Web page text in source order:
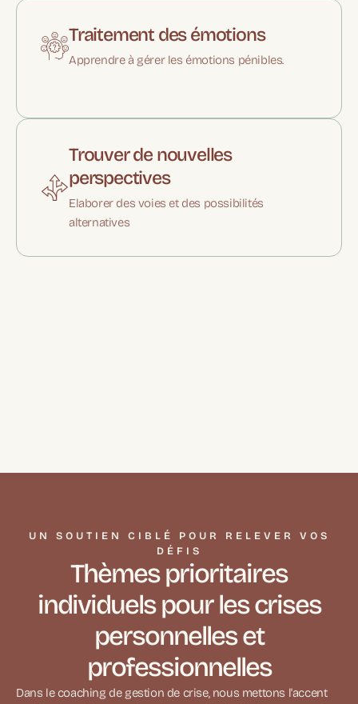
Traitement des émotions
Apprendre à gérer les émotions pénibles.
Trouver de nouvelles
perspectives
Elaborer des voies et des possibilités
alternatives
UN SOUTIEN CIBLÉ POUR RELEVER VOS
DÉFIS
Thèmes prioritaires
individuels pour les crises
personnelles et
professionnelles
Dans le coaching de gestion de crise, nous mettons l'accent